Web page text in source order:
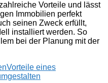
Vorteile und lässt
Immobilien perfekt
seinen Zweck erfüllt,
installiert werden. So
bei der Planung mit der
Vorteile eines